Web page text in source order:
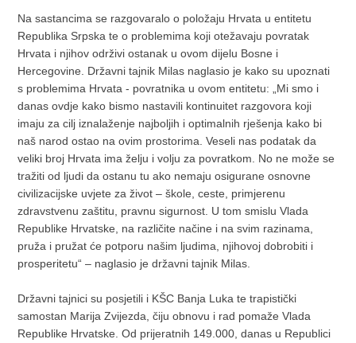
Na sastancima se razgovaralo o položaju Hrvata u entitetu
Republika Srpska te o problemima koji otežavaju povratak
Hrvata i njihov održivi ostanak u ovom dijelu Bosne i
Hercegovine. Državni tajnik Milas naglasio je kako su upoznati
s problemima Hrvata - povratnika u ovom entitetu: „Mi smo i
danas ovdje kako bismo nastavili kontinuitet razgovora koji
imaju za cilj iznalaženje najboljih i optimalnih rješenja kako bi
naš narod ostao na ovim prostorima. Veseli nas podatak da
veliki broj Hrvata ima želju i volju za povratkom. No ne može se
tražiti od ljudi da ostanu tu ako nemaju osigurane osnovne
civilizacijske uvjete za život – škole, ceste, primjerenu
zdravstvenu zaštitu, pravnu sigurnost. U tom smislu Vlada
Republike Hrvatske, na različite načine i na svim razinama,
pruža i pružat će potporu našim ljudima, njihovoj dobrobiti i
prosperitetu“ – naglasio je državni tajnik Milas.
Državni tajnici su posjetili i KŠC Banja Luka te trapistički
samostan Marija Zvijezda, čiju obnovu i rad pomaže Vlada
Republike Hrvatske. Od prijeratnih 149.000, danas u Republici